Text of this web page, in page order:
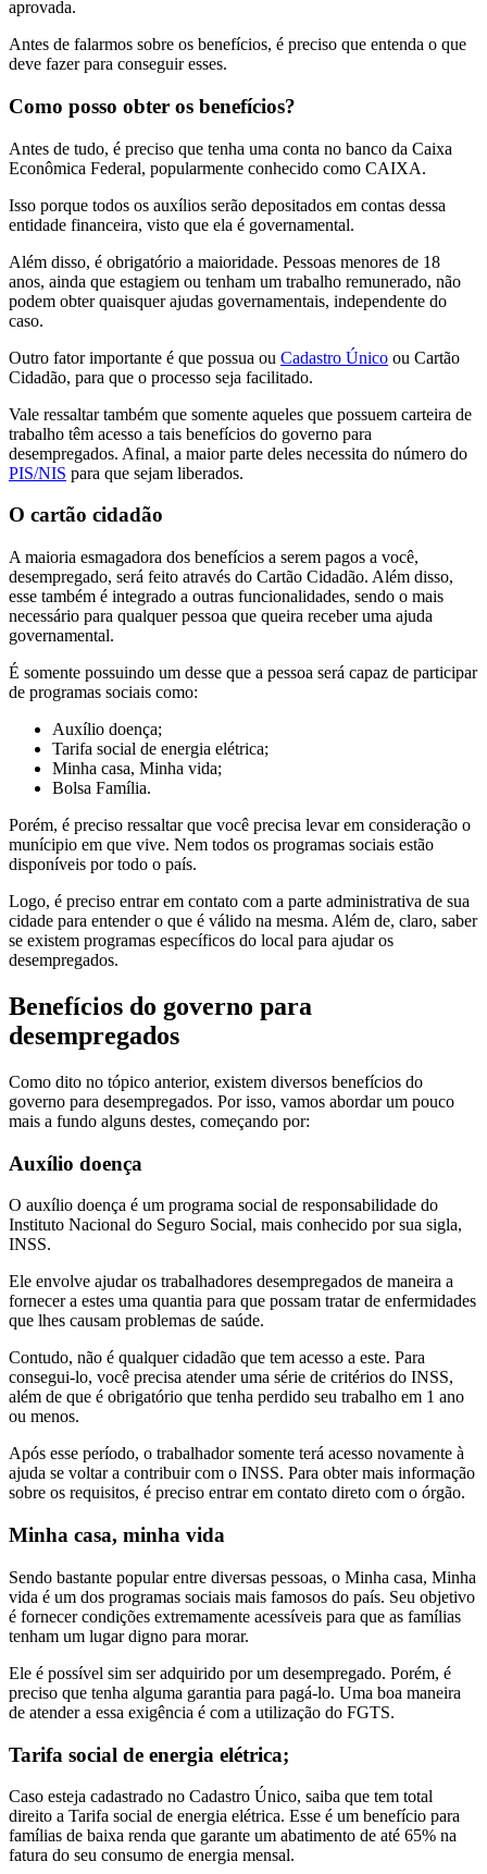
aprovada.
Antes de falarmos sobre os benefícios, é preciso que entenda o que
deve fazer para conseguir esses.
Como posso obter os benefícios?
Antes de tudo, é preciso que tenha uma conta no banco da Caixa
Econômica Federal, popularmente conhecido como CAIXA.
Isso porque todos os auxílios serão depositados em contas dessa
entidade financeira, visto que ela é governamental.
Além disso, é obrigatório a maioridade. Pessoas menores de 18
anos, ainda que estagiem ou tenham um trabalho remunerado, não
podem obter quaisquer ajudas governamentais, independente do
caso.
Outro fator importante é que possua ou Cadastro Único ou Cartão
Cidadão, para que o processo seja facilitado.
Vale ressaltar também que somente aqueles que possuem carteira de
trabalho têm acesso a tais benefícios do governo para
desempregados. Afinal, a maior parte deles necessita do número do
PIS/NIS para que sejam liberados.
O cartão cidadão
A maioria esmagadora dos benefícios a serem pagos a você,
desempregado, será feito através do Cartão Cidadão. Além disso,
esse também é integrado a outras funcionalidades, sendo o mais
necessário para qualquer pessoa que queira receber uma ajuda
governamental.
É somente possuindo um desse que a pessoa será capaz de participar
de programas sociais como:
Auxílio doença;
Tarifa social de energia elétrica;
Minha casa, Minha vida;
Bolsa Família.
Porém, é preciso ressaltar que você precisa levar em consideração o
munícipio em que vive. Nem todos os programas sociais estão
disponíveis por todo o país.
Logo, é preciso entrar em contato com a parte administrativa de sua
cidade para entender o que é válido na mesma. Além de, claro, saber
se existem programas específicos do local para ajudar os
desempregados.
Benefícios do governo para
desempregados
Como dito no tópico anterior, existem diversos benefícios do
governo para desempregados. Por isso, vamos abordar um pouco
mais a fundo alguns destes, começando por:
Auxílio doença
O auxílio doença é um programa social de responsabilidade do
Instituto Nacional do Seguro Social, mais conhecido por sua sigla,
INSS.
Ele envolve ajudar os trabalhadores desempregados de maneira a
fornecer a estes uma quantia para que possam tratar de enfermidades
que lhes causam problemas de saúde.
Contudo, não é qualquer cidadão que tem acesso a este. Para
consegui-lo, você precisa atender uma série de critérios do INSS,
além de que é obrigatório que tenha perdido seu trabalho em 1 ano
ou menos.
Após esse período, o trabalhador somente terá acesso novamente à
ajuda se voltar a contribuir com o INSS. Para obter mais informação
sobre os requisitos, é preciso entrar em contato direto com o órgão.
Minha casa, minha vida
Sendo bastante popular entre diversas pessoas, o Minha casa, Minha
vida é um dos programas sociais mais famosos do país. Seu objetivo
é fornecer condições extremamente acessíveis para que as famílias
tenham um lugar digno para morar.
Ele é possível sim ser adquirido por um desempregado. Porém, é
preciso que tenha alguma garantia para pagá-lo. Uma boa maneira
de atender a essa exigência é com a utilização do FGTS.
Tarifa social de energia elétrica;
Caso esteja cadastrado no Cadastro Único, saiba que tem total
direito a Tarifa social de energia elétrica. Esse é um benefício para
famílias de baixa renda que garante um abatimento de até 65% na
fatura do seu consumo de energia mensal.